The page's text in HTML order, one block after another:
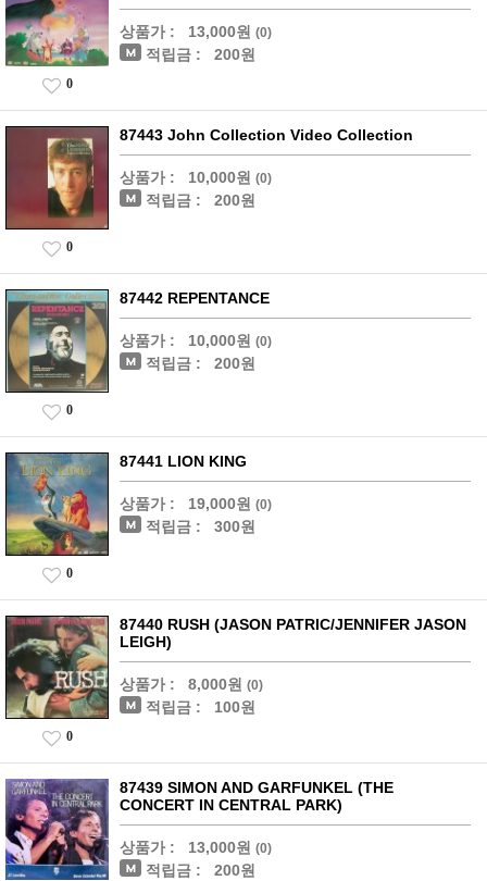
상품가 : 13,000원 (0)
적립금 : 200원
0
87443 John Collection Video Collection
상품가 : 10,000원 (0)
적립금 : 200원
0
87442 REPENTANCE
상품가 : 10,000원 (0)
적립금 : 200원
0
87441 LION KING
상품가 : 19,000원 (0)
적립금 : 300원
0
87440 RUSH (JASON PATRIC/JENNIFER JASON
LEIGH)
상품가 : 8,000원 (0)
적립금 : 100원
0
87439 SIMON AND GARFUNKEL (THE
CONCERT IN CENTRAL PARK)
상품가 : 13,000원 (0)
적립금 : 200원